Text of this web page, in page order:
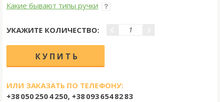
Какие бывают типы ручки
УКАЖИТЕ КОЛИЧЕСТВО:
ИЛИ ЗАКАЗАТЬ ПО ТЕЛЕФОНУ:
+38 050 250 4 250, +38 093 654 82 83